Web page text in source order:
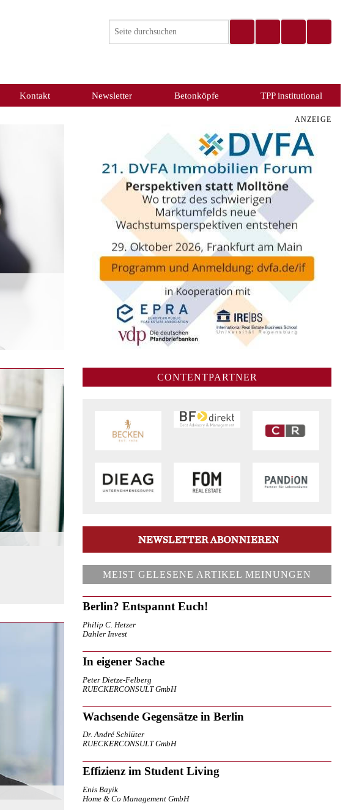
Kontakt Newsletter Betonköpfe TPP institutional
ANZEIGE
CONTENTPARTNER
MEIST GELESENE ARTIKEL MEINUNGEN
Berlin? Entspannt Euch!
Philip C. Hetzer
Dahler Invest
In eigener Sache
Peter Dietze-Felberg
RUECKERCONSULT GmbH
Wachsende Gegensätze in Berlin
Dr. André Schlüter
RUECKERCONSULT GmbH
Effizienz im Student Living
Enis Bayik
Home & Co Management GmbH